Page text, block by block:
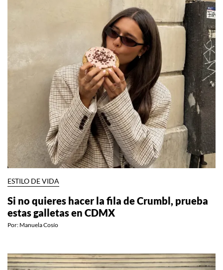
ESTILO DE VIDA
Si no quieres hacer la fila de Crumbl, prueba
estas galletas en CDMX
Por: Manuela Cosío